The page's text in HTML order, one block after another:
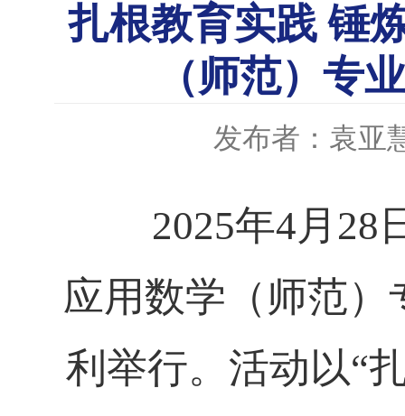
扎根教育实践 锤
（师范）专
发布者：袁亚
2025年4月 28
应用数学（师范
利举行。活动以“